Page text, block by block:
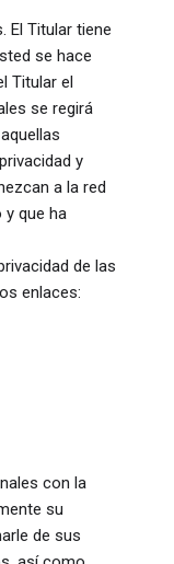
El Titular tiene
se hace
Titular el
se regirá
y
a la red
que ha
de las
enlaces:
con la
su
de sus